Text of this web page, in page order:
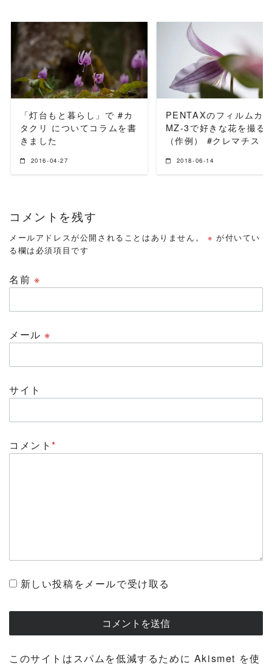
READ MORE
「灯台もと暮らし」で #カ
タクリ についてコラムを書
きました
2016-04-27
READ MORE
PENTAXのフィルムカ
MZ-3で好きな花を撮る
（作例） #クレマチス
2018-06-14
コメントを残す
メールアドレスが公開されることはありません。 ※ が付いてい
る欄は必須項目です
名前 ※
メール※
サイト
コメント*
新しい投稿をメールで受け取る
このサイトはスパムを低減するために Akismet を使